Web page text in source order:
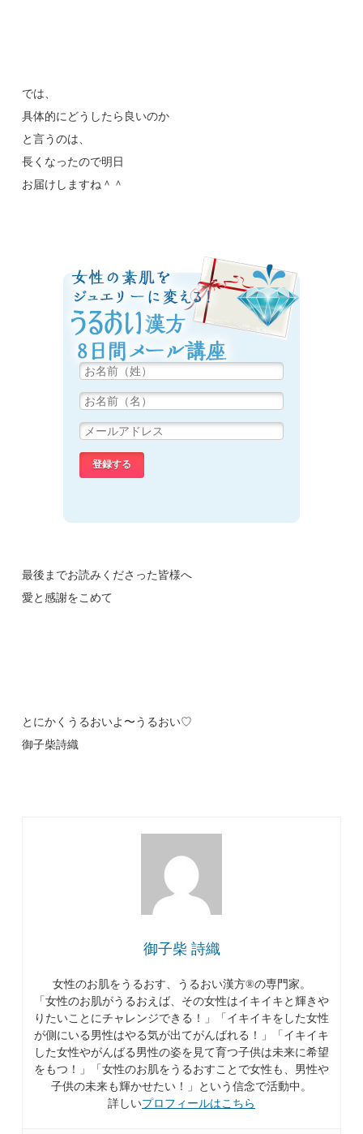
では、
具体的にどうしたら良いのか
と言うのは、
長くなったので明日
お届けしますね＾＾
最後までお読みくださった皆様へ
愛と感謝をこめて
とにかくうるおいよ〜うるおい♡
御子柴詩織
御子柴 詩織
女性のお肌をうるおす、うるおい漢方®︎の専門家。
「女性のお肌がうるおえば、その女性はイキイキと輝きや
りたいことにチャレンジできる！」「イキイキをした女性
が側にいる男性はやる気が出てがんばれる！」「イキイキ
した女性やがんばる男性の姿を見て育つ子供は未来に希望
をもつ！」「女性のお肌をうるおすことで女性も、男性や
子供の未来も輝かせたい！」という信念で活動中。
詳しいプロフィールはこちら